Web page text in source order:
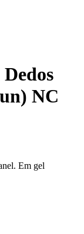
NC
Em gel